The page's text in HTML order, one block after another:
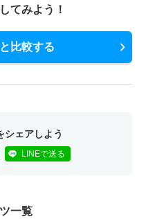
てみよう！
比較する
シェアしよう
LINEで送る
一覧